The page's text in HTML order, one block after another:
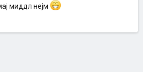
миддл нејм